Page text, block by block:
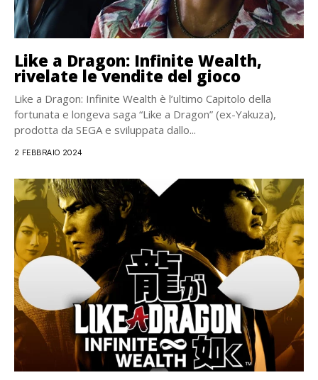
Like a Dragon: Infinite Wealth,
rivelate le vendite del gioco
Like a Dragon: Infinite Wealth è l’ultimo Capitolo della
fortunata e longeva saga “Like a Dragon” (ex-Yakuza),
prodotta da SEGA e sviluppata dallo...
2 FEBBRAIO 2024